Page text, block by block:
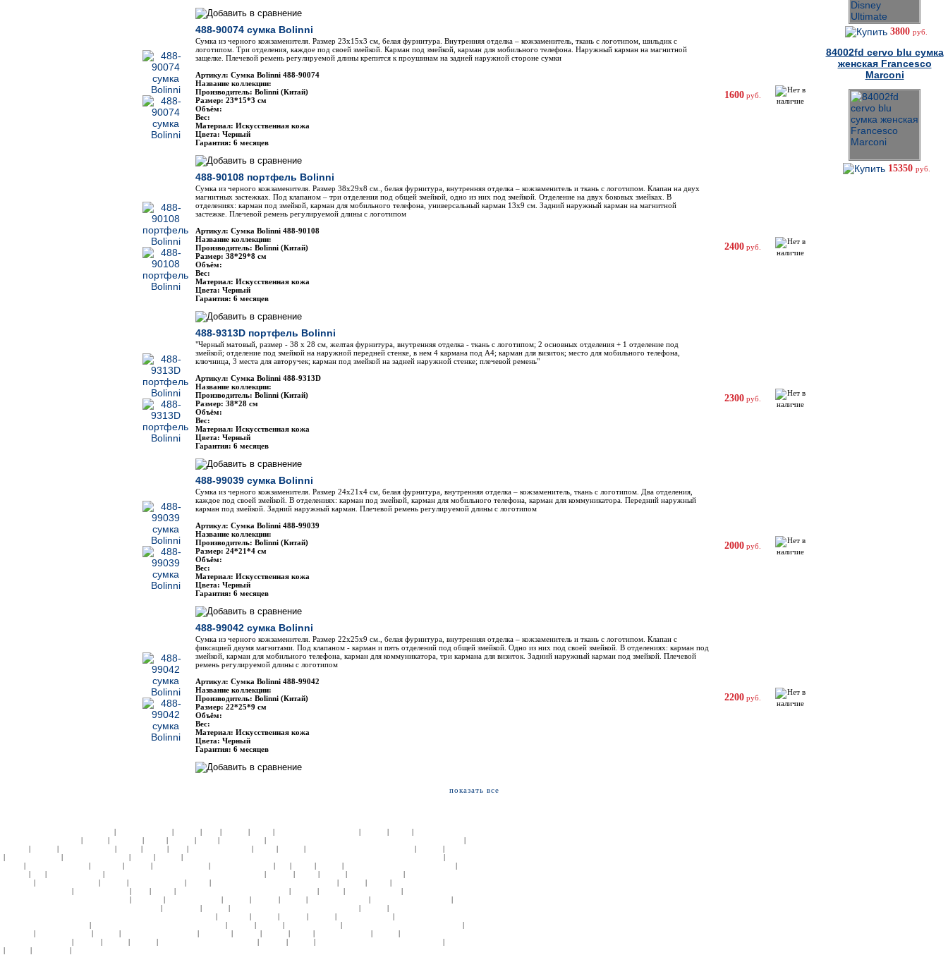
488-90074 сумка Bolinni
Сумка из черного кожзаменителя. Размер 23х15х3 см, белая фурнитура. Внутренняя отделка – кожзаменитель, ткань с логотипом, шильдик с
логотипом. Три отделения, каждое под своей змейкой. Карман под змейкой, карман для мобильного телефона. Наружный карман на магнитной
защелке. Плечевой ремень регулируемой длины крепится к проушинам на задней наружной стороне сумки
Артикул: Сумка Bolinni 488-90074
Название коллекции:
Производитель: Bolinni (Китай)
Размер: 23*15*3 см
Объём:
Вес:
Материал: Искусственная кожа
Цвета: Черный
Гарантия: 6 месяцев
1600 руб.
488-90108 портфель Bolinni
Сумка из черного кожзаменителя. Размер 38х29х8 см., белая фурнитура, внутренняя отделка – кожзаменитель и ткань с логотипом. Клапан на двух
магнитных застежках. Под клапаном – три отделения под общей змейкой, одно из них под змейкой. Отделение на двух боковых змейках. В
отделениях: карман под змейкой, карман для мобильного телефона, универсальный карман 13х9 см. Задний наружный карман на магнитной
застежке. Плечевой ремень регулируемой длины с логотипом
Артикул: Сумка Bolinni 488-90108
Название коллекции:
Производитель: Bolinni (Китай)
Размер: 38*29*8 см
Объём:
Вес:
Материал: Искусственная кожа
Цвета: Черный
Гарантия: 6 месяцев
2400 руб.
488-9313D портфель Bolinni
"Черный матовый, размер - 38 х 28 см, желтая фурнитура, внутренняя отделка - ткань с логотипом; 2 основных отделения + 1 отделениe под
змейкой; отделение под змейкой на наружной передней стенке, в нем 4 кармана под А4; карман для визиток; место для мобильного телефона,
ключница, 3 места для авторучек; карман под змейкой на задней наружной стенке; плечевой ремень"
Артикул: Сумка Bolinni 488-9313D
Название коллекции:
Производитель: Bolinni (Китай)
Размер: 38*28 см
Объём:
Вес:
Материал: Искусственная кожа
Цвета: Черный
Гарантия: 6 месяцев
2300 руб.
488-99039 сумка Bolinni
Сумка из черного кожзаменителя. Размер 24х21х4 см, белая фурнитура, внутренняя отделка – кожзаменитель, ткань с логотипом. Два отделения,
каждое под своей змейкой. В отделениях: карман под змейкой, карман для мобильного телефона, карман для коммуникатора. Передний наружный
карман под змейкой. Задний наружный карман. Плечевой ремень регулируемой длины с логотипом
Артикул: Сумка Bolinni 488-99039
Название коллекции:
Производитель: Bolinni (Китай)
Размер: 24*21*4 см
Объём:
Вес:
Материал: Искусственная кожа
Цвета: Черный
Гарантия: 6 месяцев
2000 руб.
488-99042 сумка Bolinni
Сумка из черного кожзаменителя. Размер 22х25х9 см., белая фурнитура, внутренняя отделка – кожзаменитель и ткань с логотипом. Клапан с
фиксацией двумя магнитами. Под клапаном - карман и пять отделений под общей змейкой. Одно из них под своей змейкой. В отделениях: карман под
змейкой, карман для мобильного телефона, карман для коммуникатора, три кармана для визиток. Задний наружный карман под змейкой. Плечевой
ремень регулируемой длины с логотипом
Артикул: Сумка Bolinni 488-99042
Название коллекции:
Производитель: Bolinni (Китай)
Размер: 22*25*9 см
Объём:
Вес:
Материал: Искусственная кожа
Цвета: Черный
Гарантия: 6 месяцев
2200 руб.
показать все
3800 руб.
84002fd cervo blu сумка
женская Francesco
Marconi
15350 руб.
| | | | | | | | |
| | | | | | | |
| | | | | | | | | | |
| | | | | |
| | | | | | | | | |
| | | | | | | |
| | | | | | | |
| | | | | | | |
| | | | | | | |
| | | | |
| | | | | |
| | | | | |
| | | | | | | | | |
| | | | | | | |
| | |